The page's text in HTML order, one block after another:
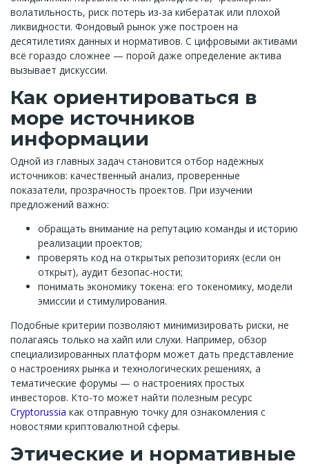
волатильность, риск потерь из-за кибератак или плохой
ликвидности. Фондовый рынок уже построен на
десятилетиях данных и нормативов. С цифровыми активами
всё гораздо сложнее — порой даже определение актива
вызывает дискуссии.
Как ориентироваться в
море источников
информации
Одной из главных задач становится отбор надёжных
источников: качественный анализ, проверенные
показатели, прозрачность проектов. При изучении
предложений важно:
обращать внимание на репутацию команды и историю
реализации проектов;
проверять код на открытых репозиториях (если он
открыт), аудит безопас-ности;
понимать экономику токена: его токеномику, модели
эмиссии и стимулирования.
Подобные критерии позволяют минимизировать риски, не
полагаясь только на хайп или слухи. Например, обзор
специализированных платформ может дать представление
о настроениях рынка и технологических решениях, а
тематические форумы — о настроениях простых
инвесторов. Кто-то может найти полезным ресурс
Cryptorussia как отправную точку для ознакомления с
новостями криптовалютной сферы.
Этические и нормативные